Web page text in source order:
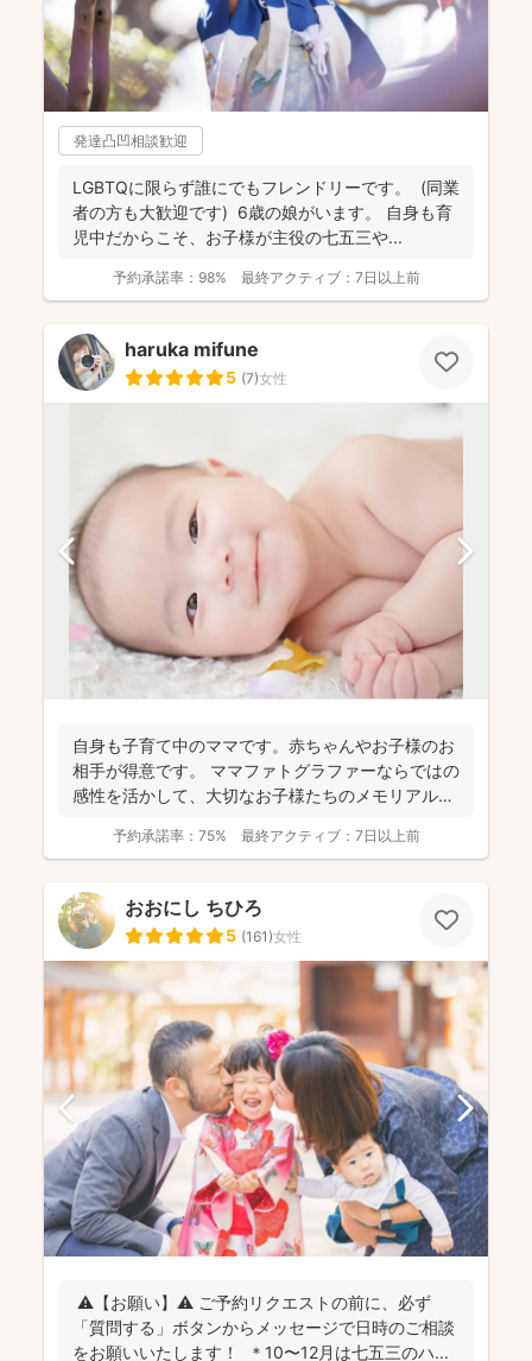
発達凸凹相談歓迎
LGBTQに限らず誰にでもフレンドリーです。 (同業
者の方も大歓迎です) 6歳の娘がいます。 自身も育
児中だからこそ、お子様が主役の七五三や...
予約承諾率： 98% 最終アクティブ： 7日以上前
haruka mifune
5 (7)女性
自身も子育て中のママです。赤ちゃんやお子様のお
相手が得意です。 ママファトグラファーならではの
感性を活かして、大切なお子様たちのメモリアルシ
予約承諾率： 75% 最終アクティブ： 7日以上前
おおにし ちひろ
5 (161)女性
⚠️【お願い】⚠️ ご予約リクエストの前に、必ず
「質問する」ボタンからメッセージで日時のご相談
をお願いいたします！ ＊10〜12月は七五三のハ...